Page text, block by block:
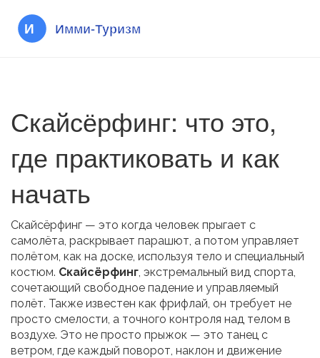
Скайсёрфинг: что это,
где практиковать и как
начать
Скайсёрфинг — это когда человек прыгает с
самолёта, раскрывает парашют, а потом управляет
полётом, как на доске, используя тело и специальный
костюм. Скайсёрфинг, экстремальный вид спорта,
сочетающий свободное падение и управляемый
полёт. Также известен как фрифлай, он требует не
просто смелости, а точного контроля над телом в
воздухе. Это не просто прыжок — это танец с
ветром, где каждый поворот, наклон и движение